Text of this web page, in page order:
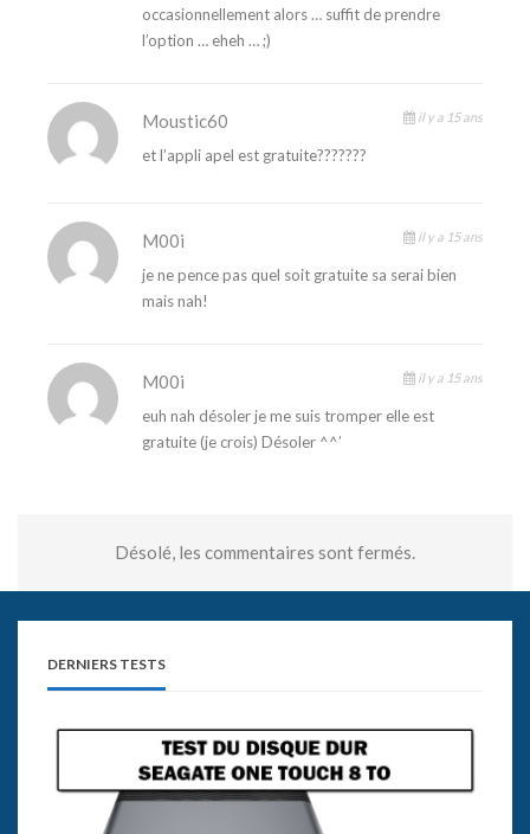
occasionnellement alors … suffit de prendre
l’option … eheh … ;)
Moustic60 il y a 15 ans
et l’appli apel est gratuite???????
M00i il y a 15 ans
je ne pence pas quel soit gratuite sa serai bien
mais nah!
M00i il y a 15 ans
euh nah désoler je me suis tromper elle est
gratuite (je crois) Désoler ^^’
Désolé, les commentaires sont fermés.
DERNIERS TESTS